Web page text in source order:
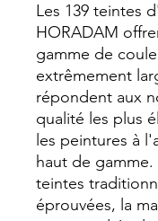
Les 139 teintes
HORADAM
gamme de
extrêmement
répondent aux
qualité les plus
les peintures à
haut de
teintes
éprouvées, la